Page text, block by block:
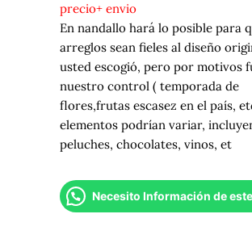
precio+ envio
En nandallo hará lo posible para
arreglos sean fieles al diseño
usted escogió, pero por motivos
nuestro control ( temporada de
flores,frutas escasez en el país,
elementos podrían variar,
peluches, chocolates, vinos, et